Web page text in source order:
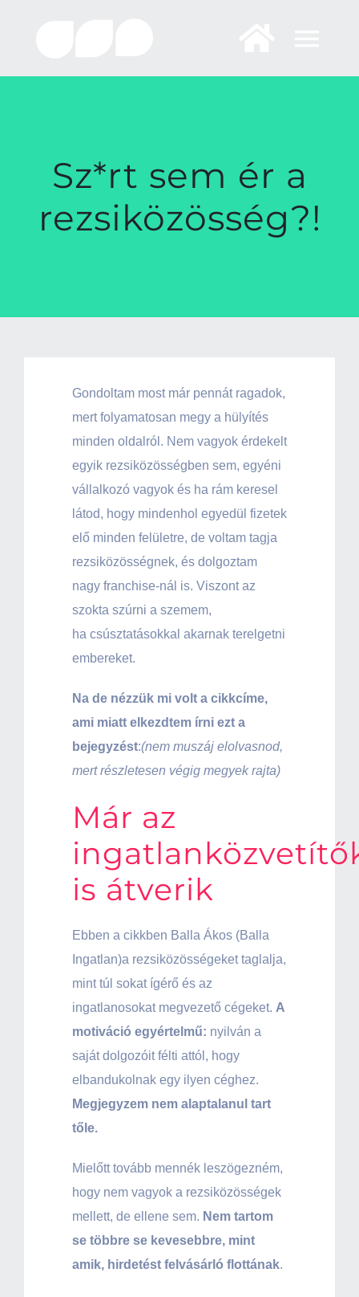
Sz*rt sem ér a
rezsiközösség?!
Gondoltam most már pennát ragadok,
mert folyamatosan megy a hülyítés
minden oldalról. Nem vagyok érdekelt
egyik rezsiközösségben sem, egyéni
vállalkozó vagyok és ha rám keresel
látod, hogy mindenhol egyedül fizetek
elő minden felületre, de voltam tagja
rezsiközösségnek, és dolgoztam
nagy franchise-nál is. Viszont az
szokta szúrni a szemem,
ha csúsztatásokkal akarnak terelgetni
embereket.
Na de nézzük mi volt a cikkcíme,
ami miatt elkezdtem írni ezt a
bejegyzést:(nem muszáj elolvasnod,
mert részletesen végig megyek rajta)
Már az
is átverik
Ebben a cikkben Balla Ákos (Balla
Ingatlan)a rezsiközösségeket taglalja,
mint túl sokat ígérő és az
ingatlanosokat megvezető cégeket. A
motiváció egyértelmű: nyilván a
saját dolgozóit félti attól, hogy
elbandukolnak egy ilyen céghez.
Megjegyzem nem alaptalanul tart
tőle.
Mielőtt tovább mennék leszögezném,
hogy nem vagyok a rezsiközösségek
mellett, de ellene sem. Nem tartom
se többre se kevesebbre, mint
amik, hirdetést felvásárló flottának.